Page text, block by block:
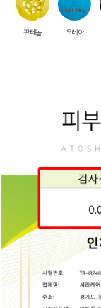
판테놀 우레아